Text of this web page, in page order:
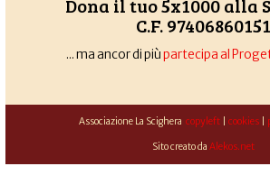
Dona il tuo 5x1000 alla
C.F. 97406860151
... ma ancor di piùpartecipa al
Associazione La Scighera copyleft| cookies|
Sito creato da Alekos.net